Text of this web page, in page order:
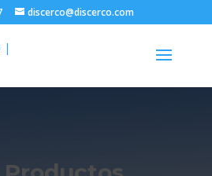
discerco@discerco.com